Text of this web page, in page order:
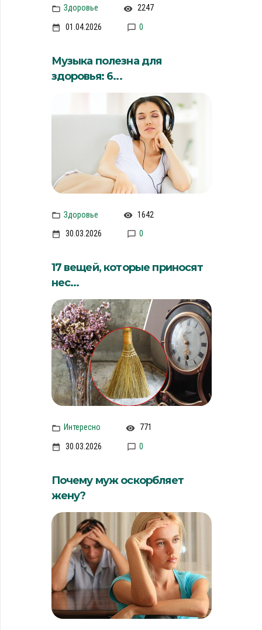
Здоровье 2247
01.04.2026 0
Музыка полезна для
здоровья: 6...
Здоровье 1642
30.03.2026 0
17 вещей, которые приносят
нес...
Интересно 771
30.03.2026 0
Почему муж оскорбляет
жену?